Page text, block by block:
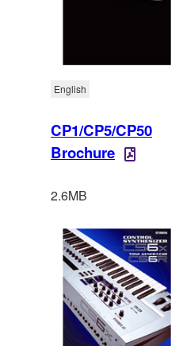
CP1/CP5/CP50
Brochure
English
2.6MB